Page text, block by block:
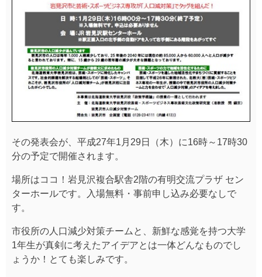
その発表会が、平成27年1月29日（木）に16時～17時30
分の予定で開催されます。
場所はココ！岩見沢複合駅舎2階の有明交流プラザ セン
ターホールです。入場無料・事前申し込み必要なしで
す。
市役所の人口減少対策チームと、新鮮な感覚を持つ大学
1年生が真剣に考えたアイデアとは一体どんなものでし
ょうか！とても楽しみです。